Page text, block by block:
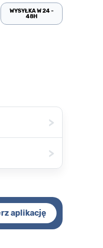
WYSYŁKA W 24 -
48H
>
>
aplikację